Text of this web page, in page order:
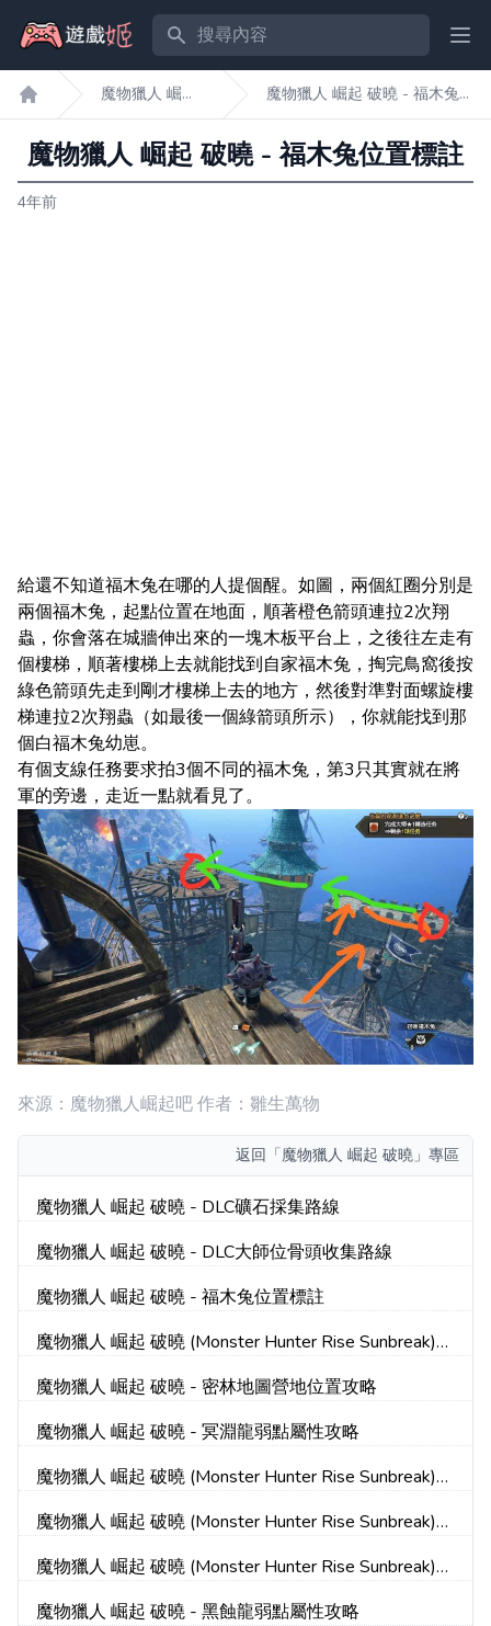
搜尋內容
遊戲姬首頁
魔物獵人 崛起
破曉
魔物獵人 崛起 破曉 - 福木兔
位置標註
魔物獵人 崛起 破曉 - 福木兔位置標註
4年前
給還不知道福木兔在哪的人提個醒。如圖，兩個紅圈分別是
兩個福木兔，起點位置在地面，順著橙色箭頭連拉2次翔
蟲，你會落在城牆伸出來的一塊木板平台上，之後往左走有
個樓梯，順著樓梯上去就能找到自家福木兔，掏完鳥窩後按
綠色箭頭先走到剛才樓梯上去的地方，然後對準對面螺旋樓
梯連拉2次翔蟲（如最後一個綠箭頭所示），你就能找到那
個白福木兔幼崽。
有個支線任務要求拍3個不同的福木兔，第3只其實就在將
軍的旁邊，走近一點就看見了。
來源：魔物獵人崛起吧 作者：雛生萬物
返回 「魔物獵人 崛起 破曉」專區
魔物獵人 崛起 破曉 - DLC礦石採集路線
魔物獵人 崛起 破曉 - DLC大師位骨頭收集路線
魔物獵人 崛起 破曉 - 福木兔位置標註
魔物獵人 崛起 破曉 (Monster Hunter Rise Sunbreak)
魔物獵人 崛起 破曉 - 密林地圖營地位置攻略
魔物獵人 崛起 破曉 - 冥淵龍弱點屬性攻略
魔物獵人 崛起 破曉 (Monster Hunter Rise Sunbreak)
魔物獵人 崛起 破曉 (Monster Hunter Rise Sunbreak)
魔物獵人 崛起 破曉 (Monster Hunter Rise Sunbreak)
魔物獵人 崛起 破曉 - 黑蝕龍弱點屬性攻略